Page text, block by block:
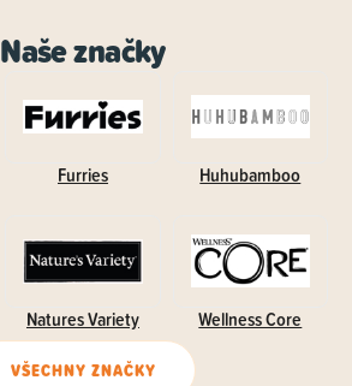
Naše značky
Furries Huhubamboo
Natures Variety Wellness Core
VŠECHNY ZNAČKY